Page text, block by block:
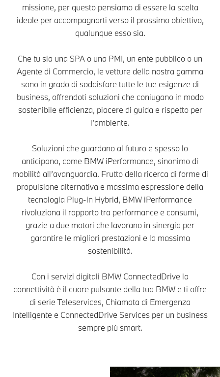
missione, per questo pensiamo di essere la scelta
ideale per accompagnarti verso il prossimo obiettivo,
qualunque esso sia.
Che tu sia una SPA o una PMI, un ente pubblico o un
Agente di Commercio, le vetture della nostra gamma
sono in grado di soddisfare tutte le tue esigenze di
business, offrendoti soluzioni che coniugano in modo
sostenibile efficienza, piacere di guida e rispetto per
l’ambiente.
Soluzioni che guardano al futuro e spesso lo
anticipano, come BMW iPerformance, sinonimo di
mobilità all’avanguardia. Frutto della ricerca di forme di
propulsione alternativa e massima espressione della
tecnologia Plug-in Hybrid, BMW iPerformance
rivoluziona il rapporto tra performance e consumi,
grazie a due motori che lavorano in sinergia per
garantire le migliori prestazioni e la massima
sostenibilità.
Con i servizi digitali BMW ConnectedDrive la
connettività è il cuore pulsante della tua BMW e ti offre
di serie Teleservices, Chiamata di Emergenza
Intelligente e ConnectedDrive Services per un business
sempre più smart.